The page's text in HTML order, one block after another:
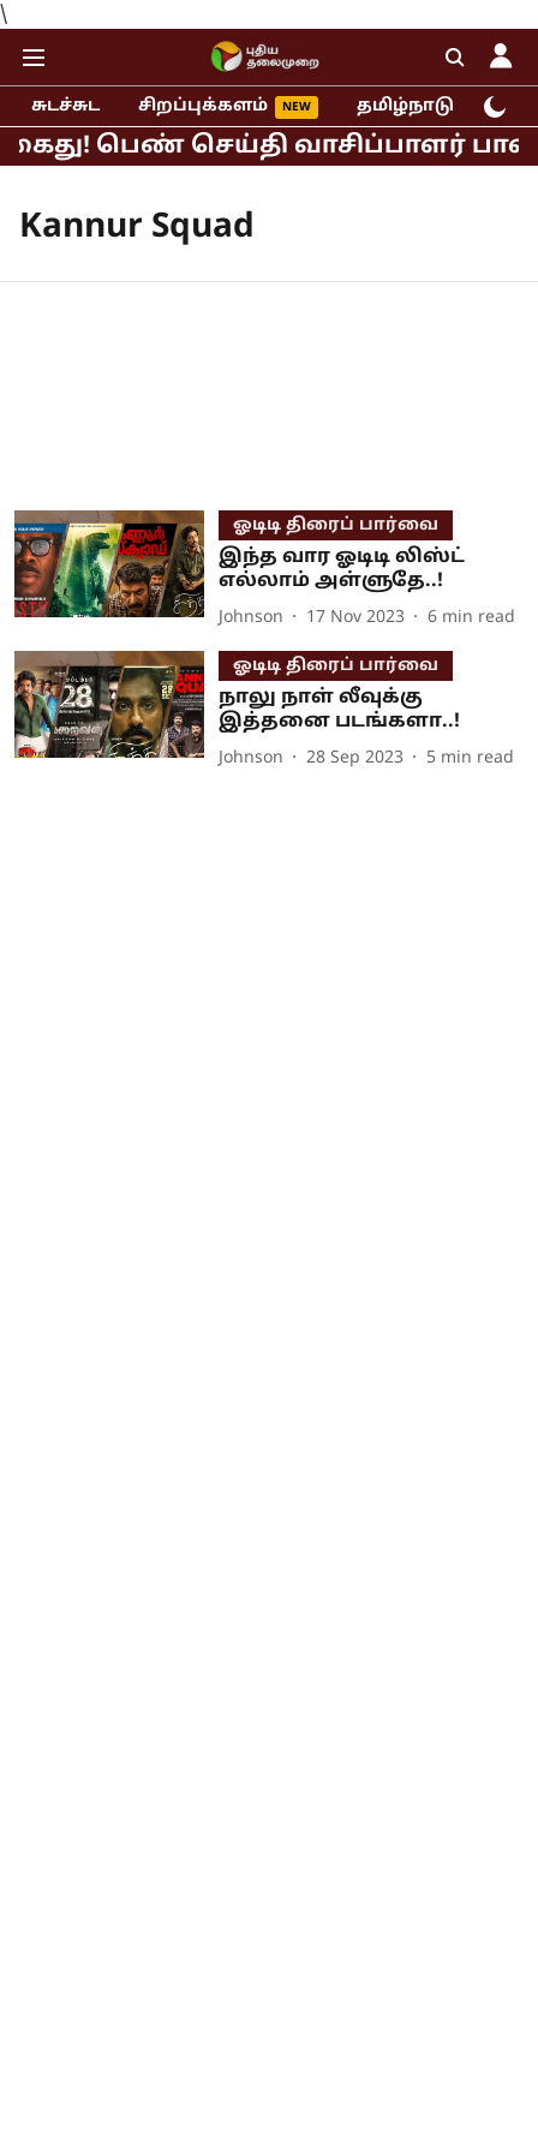
\
சுடச்சுட சிறப்புக்களம் தமிழ்நாடு
பெண் செய்தி வாசிப்பாளர்
Kannur Squad
ஓடிடி திரைப் பார்வை
இந்த வார ஓடிடி லிஸ்ட்
எல்லாம் அள்ளுதே..!
Johnson 17 Nov 2023 6 min read
ஓடிடி திரைப் பார்வை
நாலு நாள் லீவுக்கு
இத்தனை படங்களா..!
Johnson 28 Sep 2023 5 min read